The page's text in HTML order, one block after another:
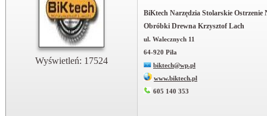
Wyświetleń: 17524
BiKtech Narzędzia Stolarskie Ostrzenie
Obróbki Drewna Krzysztof Lach
ul. Walecznych 11
64-920 Piła
biktech@wp.pl
www.biktech.pl
605 140 353